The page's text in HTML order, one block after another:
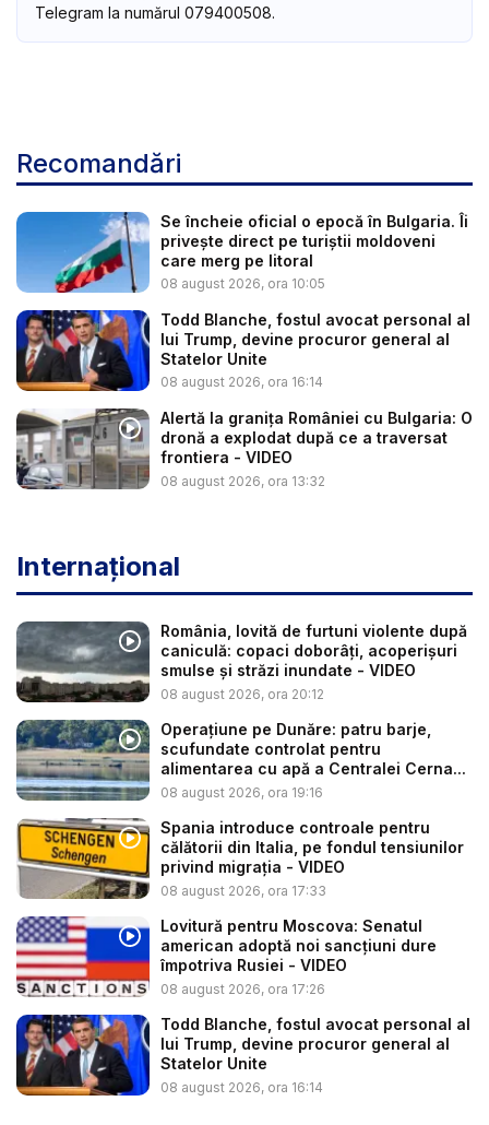
Telegram la numărul 079400508.
Recomandări
Se încheie oficial o epocă în Bulgaria. Îi
privește direct pe turiștii moldoveni
care merg pe litoral
08 august 2026, ora 10:05
Todd Blanche, fostul avocat personal al
lui Trump, devine procuror general al
Statelor Unite
08 august 2026, ora 16:14
Alertă la granița României cu Bulgaria: O
dronă a explodat după ce a traversat
frontiera - VIDEO
08 august 2026, ora 13:32
Internațional
România, lovită de furtuni violente după
caniculă: copaci doborâți, acoperișuri
smulse și străzi inundate - VIDEO
08 august 2026, ora 20:12
Operațiune pe Dunăre: patru barje,
scufundate controlat pentru
alimentarea cu apă a Centralei Cerna...
08 august 2026, ora 19:16
Spania introduce controale pentru
călătorii din Italia, pe fondul tensiunilor
privind migrația - VIDEO
08 august 2026, ora 17:33
Lovitură pentru Moscova: Senatul
american adoptă noi sancțiuni dure
împotriva Rusiei - VIDEO
08 august 2026, ora 17:26
Todd Blanche, fostul avocat personal al
lui Trump, devine procuror general al
Statelor Unite
08 august 2026, ora 16:14